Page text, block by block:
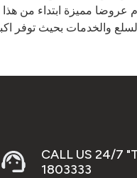
مميزة ابتداء من
CALL US 24/7
1803333